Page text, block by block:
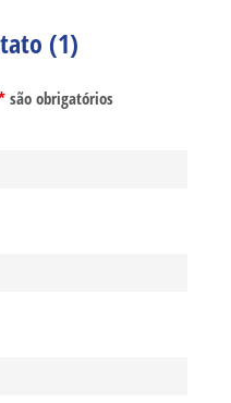
(1)
são obrigatórios